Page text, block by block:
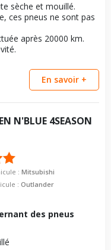
sèche et mouillé.
ces pneus ne sont pas
après 20000 km.
En savoir +
N'BLUE 4SEASON
: Mitsubishi
: Outlander
des pneus